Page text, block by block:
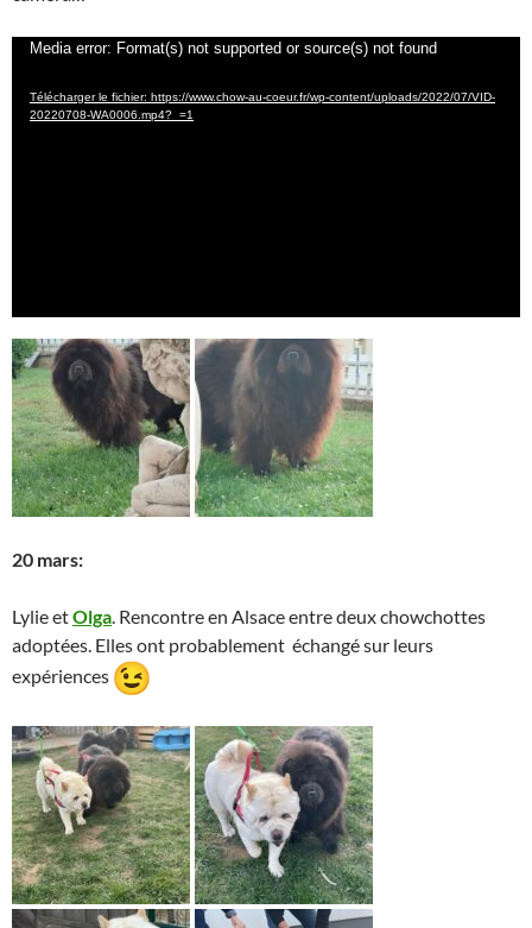
Lecteur
Media error: Format(s) not supported or source(s) not found
Télécharger le fichier: https://www.chow-au-coeur.fr/wp-content/uploads/2022/07/VID-
20220708-WA0006.mp4?_=1
20 mars:
Lylie etOlga . Rencontre en Alsace entre deux chowchottes
adoptées. Elles ont probablement échangé sur leurs
expériences